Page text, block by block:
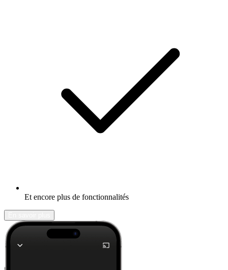
Et encore plus de fonctionnalités